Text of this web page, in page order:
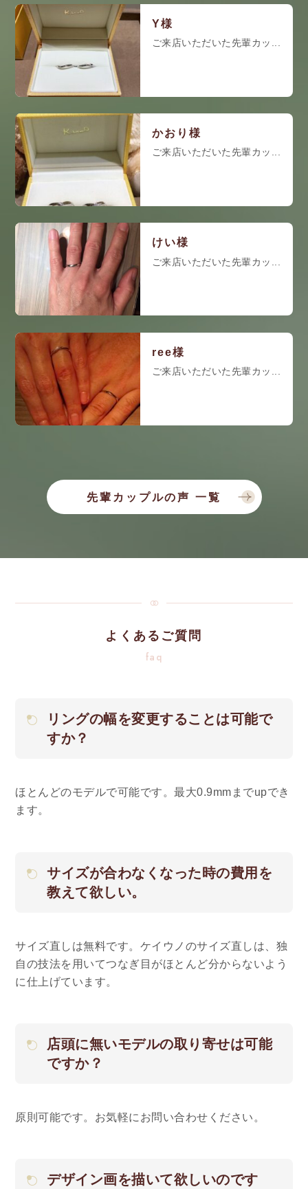
先輩カップルの声 一覧
Y様
ご来店いただいた先輩カッ...
かおり様
ご来店いただいた先輩カッ...
けい様
ご来店いただいた先輩カッ...
ree様
ご来店いただいた先輩カッ...
よくあるご質問
faq
リングの幅を変更することは可能で
すか？
ほとんどのモデルで可能です。最大0.9mmまでupでき
ます。
サイズが合わなくなった時の費用を
教えて欲しい。
サイズ直しは無料です。ケイウノのサイズ直しは、独
自の技法を用いてつなぎ目がほとんど分からないよう
に仕上げています。
店頭に無いモデルの取り寄せは可能
ですか？
原則可能です。お気軽にお問い合わせください。
デザイン画を描いて欲しいのです